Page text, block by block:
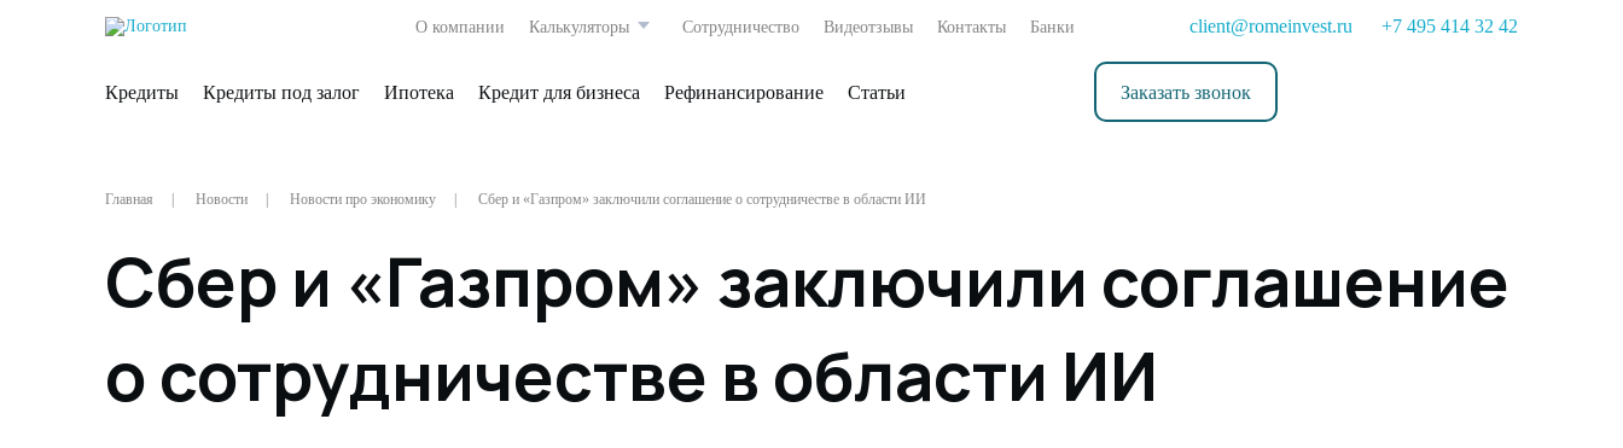
О компании Калькуляторы Сотрудничество Видеотзывы Контакты Банки client@romeinvest.ru +7 495 414 32 42
Кредиты Кредиты под залог Ипотека Кредит для бизнеса Рефинансирование Статьи Заказать звонок
Главная Новости Новости про экономику Сбер и «Газпром» заключили соглашение о сотрудничестве в области ИИ
Сбер и «Газпром» заключили соглашение
о сотрудничестве в области ИИ